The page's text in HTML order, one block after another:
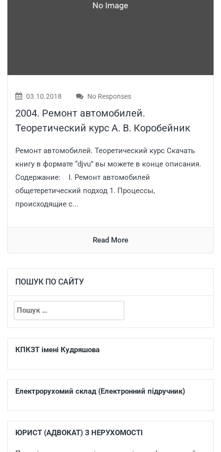
03.10.2018 No Responses
2004. Ремонт автомобилей.
Теоретический курс А. В. Коробейник
Ремонт автомобилей. Теоретический курс Скачать
книгу в формате “djvu” вы можете в конце описания.
Содержание: I. Ремонт автомобилей
общетеретический подход 1. Процессы,
происходящие с...
Read More
ПОШУК ПО САЙТУ
КПКЗТ імені Кудряшова
Електрорухомий склад (Електронний підручник)
ЮРИСТ (АДВОКАТ) З НЕРУХОМОСТІ